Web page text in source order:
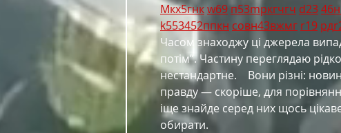
Мкх5гнкw69п53mpкгчгч d2346н
k553452ппкн совн43вжмг r19 рд
Часом знаходжу ці джерела
потім”. Частину переглядаю
нестандартне.    Вони різні:
правду — скоріше, для
іще знайде серед них щось
обирати.